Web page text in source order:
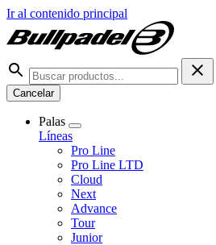
Ir al contenido principal
Cancelar
Palas
Líneas
Pro Line
Pro Line LTD
Cloud
Next
Advance
Tour
Junior